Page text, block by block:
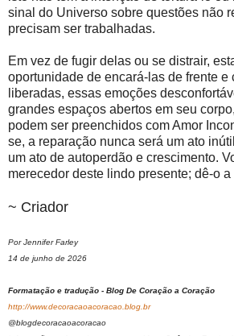
sinal do Universo sobre questões não
precisam ser trabalhadas.
Em vez de fugir delas ou se distrair,
oportunidade de encará-las de frente e
liberadas, essas emoções
grandes espaços abertos em seu
podem ser preenchidos com Amor
se, a reparação nunca será um ato
um ato de autoperdão e crescimento.
merecedor deste lindo presente; dê-o
~ Criador
Por Jennifer Farley
14 de junho de 2026
Formatação e tradução - Blog De Coração a Coração
http://www.decoracaoacoracao.blog.br
@blogdecoracaoacoracao